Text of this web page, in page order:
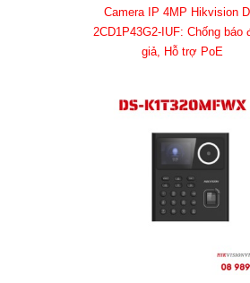
Camera IP 4MP Hikvision
2CD1P43G2-IUF: Chống báo
giả, Hỗ trợ PoE